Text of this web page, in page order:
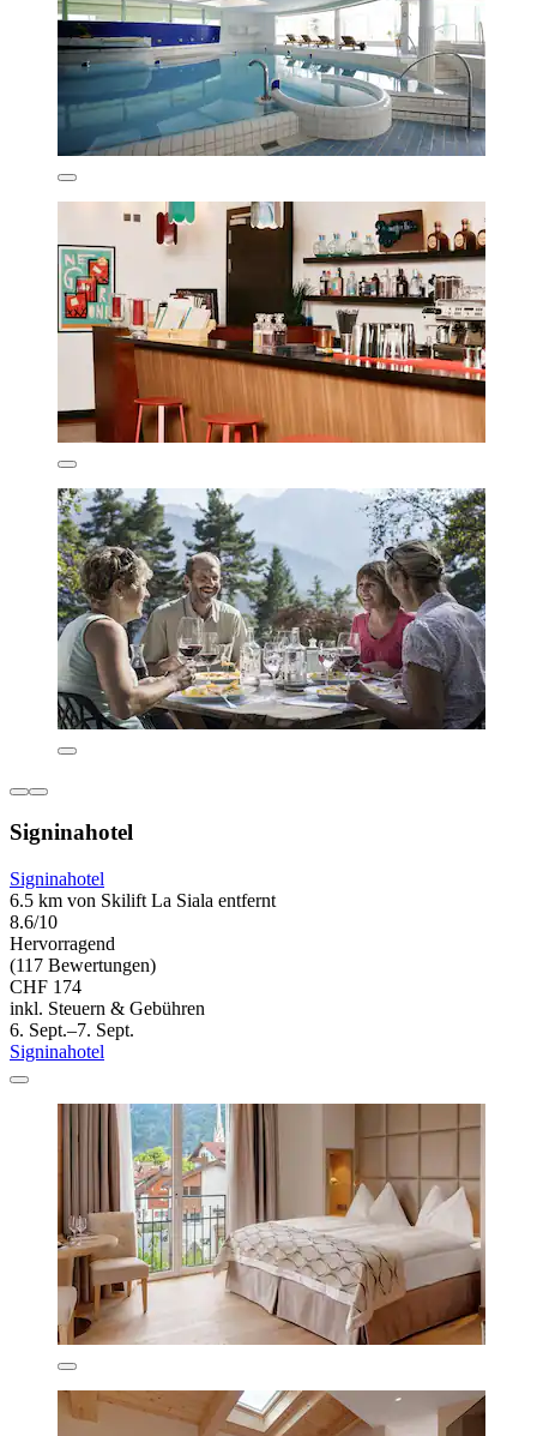
Signinahotel
Signinahotel
6.5 km von Skilift La Siala entfernt
8.6/10
Hervorragend
(117 Bewertungen)
CHF 174
inkl. Steuern & Gebühren
6. Sept.–7. Sept.
Signinahotel